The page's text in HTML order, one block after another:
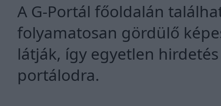
A G-Portál főoldalán
folyamatosan gördülő
látják, így egyetlen
portálodra.